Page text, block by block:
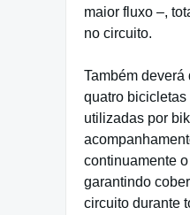
maior fluxo –,
no circuito.
Também
quatro
utilizadas por
continuamente
garantindo
circuito durante